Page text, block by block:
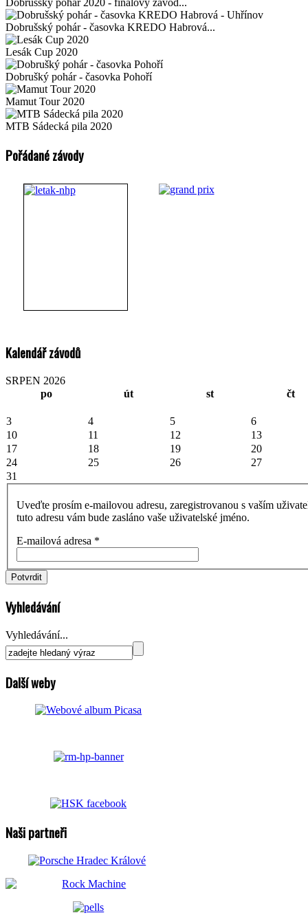
Dobrušský pohár - časovka KREDO Habrová...
Lesák Cup 2020
Dobrušký pohár - časovka Pohoří
Mamut Tour 2020
MTB Sádecká pila 2020
Pořádané závody
Kalendář závodů
SRPEN 2026
po
út st čt
3 4 5
6
10
11 12
13
17
18 19
20
24
25 26
27
31
Uveďte prosím e-mailovou adresu, zaregistrovanou s vaším
tuto adresu vám bude zasláno vaše uživatelské jméno.
E-mailová adresa *
Potvrdit
Vyhledávání
Vyhledávání...
Další weby
Naši partneři